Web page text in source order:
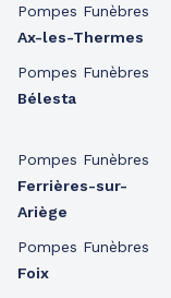
Pompes Funèbres
Ax-les-Thermes
Pompes Funèbres
Bélesta
Pompes Funèbres
Ferrières-sur-
Ariège
Pompes Funèbres
Foix